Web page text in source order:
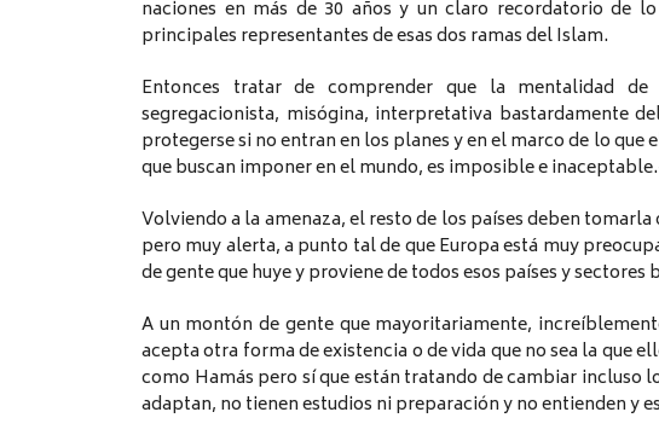
naciones en más de 30 años y un claro recordatorio de
principales representantes de esas dos ramas del Islam.
Entonces tratar de comprender que la mentalidad de
segregacionista, misógina, interpretativa bastardamente
protegerse si no entran en los planes y en el marco de lo que
que buscan imponer en el mundo, es imposible e
Volviendo a la amenaza, el resto de los países deben
pero muy alerta, a punto tal de que Europa está muy
de gente que huye y proviene de todos esos países y sectores
A un montón de gente que mayoritariamente,
acepta otra forma de existencia o de vida que no sea la que
como Hamás pero sí que están tratando de cambiar incluso
adaptan, no tienen estudios ni preparación y no entienden y